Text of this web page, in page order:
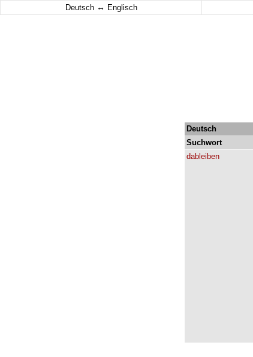
Deutsch ↔ Englisch
Deutsch
Suchwort
dableiben